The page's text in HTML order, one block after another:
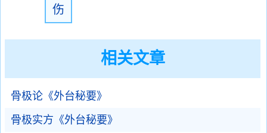
伤
相关文章
骨极论《外台秘要》
骨极实方《外台秘要》